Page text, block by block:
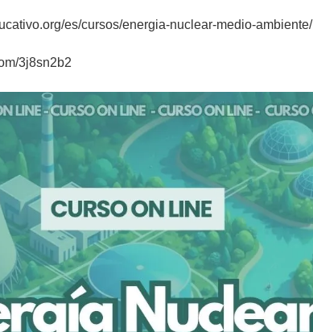
es/cursos/energia-nuclear-medio-ambiente/
3j8sn2b2